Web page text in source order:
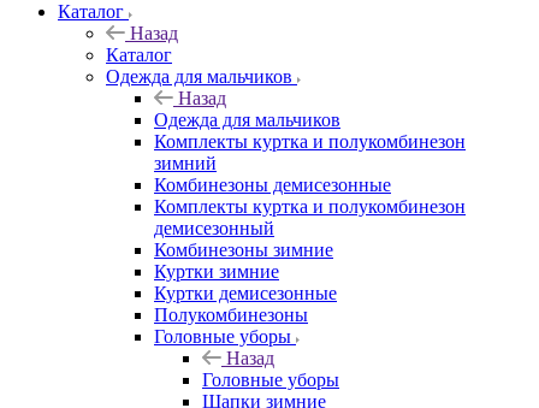
Каталог
Назад
Каталог
Одежда для мальчиков
Назад
Одежда для мальчиков
Комплекты куртка и полукомбинезон
зимний
Комбинезоны демисезонные
Комплекты куртка и полукомбинезон
демисезонный
Комбинезоны зимние
Куртки зимние
Куртки демисезонные
Полукомбинезоны
Головные уборы
Назад
Головные уборы
Шапки зимние